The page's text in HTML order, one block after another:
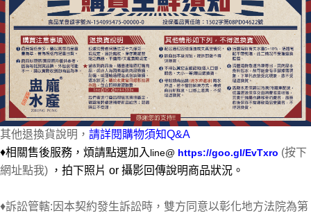
其他退換貨說明， 請詳閱購物須知Q&A
♦相關售後服務，煩請點選加入 line@ https://goo.gl/EvTxro (按下
網址點我) ， 拍下照片 or 攝影回傳說明商品狀況。
♦訴訟管轄:因本契約發生訴訟時，雙方同意以彰化地方法院為第